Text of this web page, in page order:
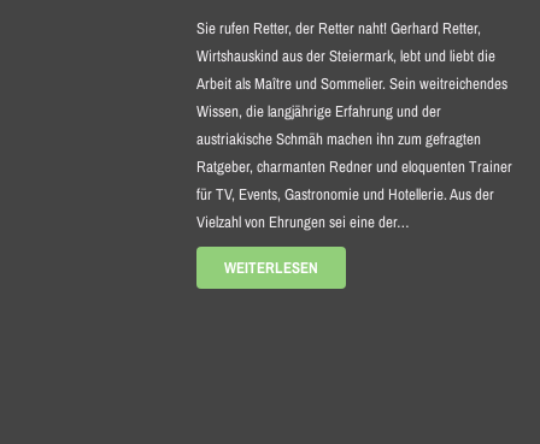
Sie rufen Retter, der Retter naht! Gerhard Retter,
Wirtshauskind aus der Steiermark, lebt und liebt die
Arbeit als Maître und Sommelier. Sein weitreichendes
Wissen, die langjährige Erfahrung und der
austriakische Schmäh machen ihn zum gefragten
Ratgeber, charmanten Red­ner und eloquenten Trainer
für TV, Events, Gastronomie und Hotellerie. Aus der
Vielzahl von Ehrungen sei eine der…
WEITERLESEN